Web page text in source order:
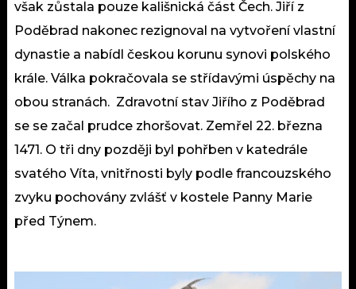
však zůstala pouze kališnická část Čech. Jiří z
Poděbrad nakonec rezignoval na vytvoření vlastní
dynastie a nabídl českou korunu synovi polského
krále. Válka pokračovala se střídavými úspěchy na
obou stranách. Zdravotní stav Jiřího z Poděbrad
se se začal prudce zhoršovat. Zemřel 22. března
1471. O tři dny později byl pohřben v katedrále
svatého Víta, vnitřnosti byly podle francouzského
zvyku pochovány zvlášť v kostele Panny Marie
před Týnem.